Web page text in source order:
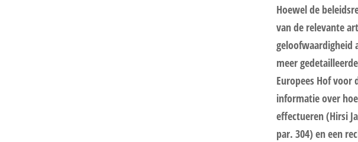
Hoewel de
van de relevante
geloofwaardigheid
meer
Europees Hof voor
informatie over
effectueren (Hirsi
par. 304) en een